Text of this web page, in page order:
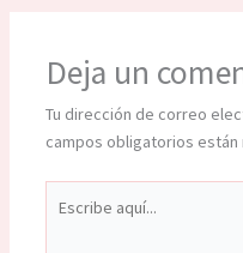
Deja un
Tu dirección de correo
campos obligatorios están
aquí...